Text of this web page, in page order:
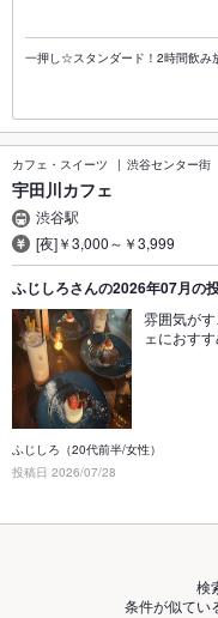
一押し☆スタンダード！2時間飲み
カフェ・スイーツ 渋谷センター街
宇田川カフェ
渋谷駅
[夜]￥3,000～￥3,999
ふじしろさんの2026年07月の
雰囲気が
ェにおす
ふじしろ（20代前半/女性）
投稿日 2026/07/28
検
条件が似てい